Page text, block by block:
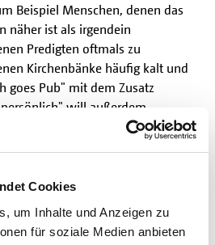
Cookies
um Inhalte und Anzeigen zu
für soziale Medien anbieten
Beispiel Menschen, denen das
näher ist als irgendein
Predigten oftmals zu
Kirchenbänke häufig kalt und
goes Pub" mit dem Zusatz
will außerdem
sich sonst nicht so sehr für die
Mandy